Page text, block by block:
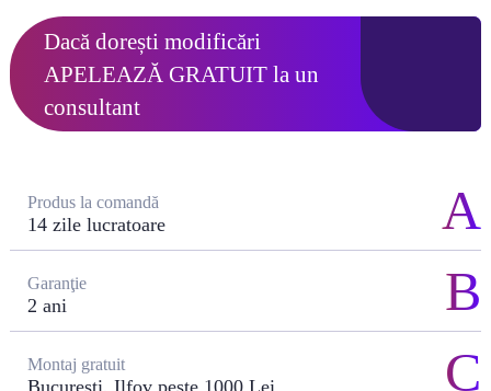
Dacă dorești modificări
APELEAZĂ GRATUITla un
consultant
Produs la comandă
14 zile lucratoare
Garanţie
2 ani
Montaj gratuit
Bucuresti, Ilfov peste 1000 Lei